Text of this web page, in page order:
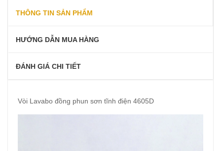
THÔNG TIN SẢN PHẨM
HƯỚNG DẪN MUA HÀNG
ĐÁNH GIÁ CHI TIẾT
Vòi Lavabo đồng phun sơn tĩnh điện 4605D